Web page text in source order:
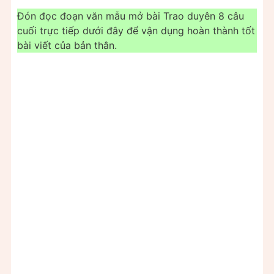
Đón đọc đoạn văn mẫu mở bài Trao duyên 8 câu
cuối trực tiếp dưới đây để vận dụng hoàn thành tốt
bài viết của bản thân.